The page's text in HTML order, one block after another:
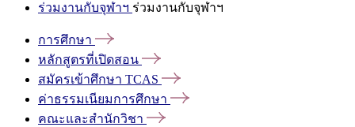
ร่วมงานกับจุฬาฯ ร่วมงานกับจุฬาฯ
การศึกษา
หลักสูตรที่เปิดสอน
สมัครเข้าศึกษา TCAS
ค่าธรรมเนียมการศึกษา
คณะและสำนักวิชา